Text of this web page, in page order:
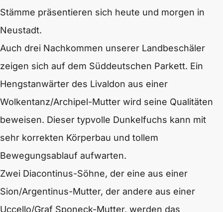
Stämme präsentieren sich heute und morgen in
Neustadt.
Auch drei Nachkommen unserer Landbeschäler
zeigen sich auf dem Süddeutschen Parkett. Ein
Hengstanwärter des Livaldon aus einer
Wolkentanz/Archipel-Mutter wird seine Qualitäten
beweisen. Dieser typvolle Dunkelfuchs kann mit
sehr korrekten Körperbau und tollem
Bewegungsablauf aufwarten.
Zwei Diacontinus-Söhne, der eine aus einer
Sion/Argentinus-Mutter, der andere aus einer
Uccello/Graf Sponeck-Mutter, werden das